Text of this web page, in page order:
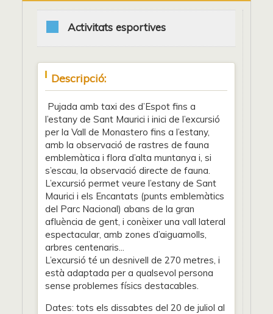
Activitats esportives
Descripció:
Pujada amb taxi des d’Espot fins a
l’estany de Sant Maurici i inici de l’excursió
per la Vall de Monastero fins a l’estany,
amb la observació de rastres de fauna
emblemàtica i flora d’alta muntanya i, si
s’escau, la observació directe de fauna.
L’excursió permet veure l’estany de Sant
Maurici i els Encantats (punts emblemàtics
del Parc Nacional) abans de la gran
afluència de gent, i conèixer una vall lateral
espectacular, amb zones d’aiguamolls,
arbres centenaris...
L’excursió té un desnivell de 270 metres, i
està adaptada per a qualsevol persona
sense problemes físics destacables.
Dates: tots els dissabtes del 20 de juliol al